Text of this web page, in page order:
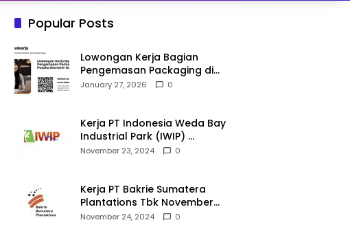
Popular Posts
Lowongan Kerja Bagian
Pengemasan Packaging di
Pusaka Souvenir Gallery
January 27, 2026 0
Kerja PT Indonesia Weda Bay
Industrial Park (IWIP)
November 2024
November 23, 2024 0
Kerja PT Bakrie Sumatera
Plantations Tbk November
2024
November 24, 2024 0